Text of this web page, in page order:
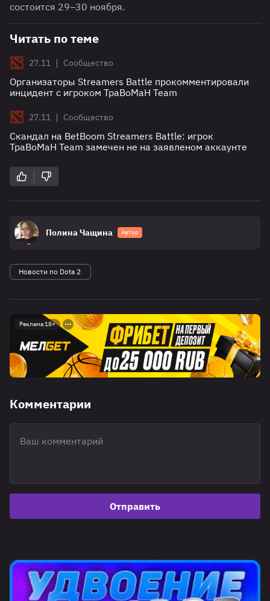
состоится 29–30 ноября.
Читать по теме
27.11 | Сообщество
Организаторы Streamers Battle прокомментировали
инцидент с игроком TpaBoMaH Team
27.11 | Сообщество
Скандал на BetBoom Streamers Battle: игрок
ТраВоМаН Team замечен не на заявленом аккаунте
Полина Чащина Автор
Новости по Dota 2
Реклама 18+
Комментарии
Отправить